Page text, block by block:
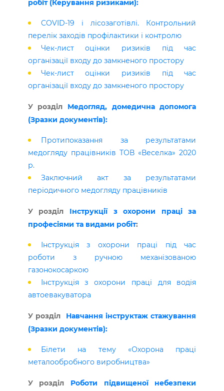
робіт (Керування ризиками):
COVID-19 і лісозаготівлі. Контрольний
перелік заходів профілактики і контролю
Чек-лист оцінки ризиків під час
організації входу до замкненого простору
Чек-лист оцінки ризиків під час
організації входу до замкненого простору
У розділ Медогляд, домедична допомога
(Зразки документів):
Протипоказання за результатами
медогляду працівників ТОВ «Веселка» 2020
р.
Заключний акт за результатами
періодичного медогляду працівників
У розділ Інструкції з охорони праці за
професіями та видами робіт:
Інструкція з охорони праці під час
роботи з ручною механізованою
газонокосаркою
Інструкція з охорони праці для водія
автоевакуватора
У розділ Навчання інструктаж стажування
(Зразки документів):
Білети на тему «Охорона праці
металообробного виробництва»
У розділ Роботи підвищеної небезпеки